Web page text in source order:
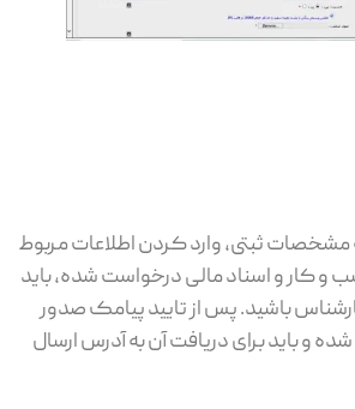
مشخصات ثبتی، وارد کردن اطلاعات مربوط
و کار و اسناد مالی درخواست شده، باید
باشید. پس از تایید پیامک صدور
و باید برای دریافت آن به آدرس ارسال